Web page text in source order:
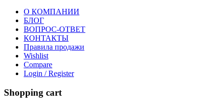
О КОМПАНИИ
БЛОГ
ВОПРОС-ОТВЕТ
КОНТАКТЫ
Правила продажи
Wishlist
Compare
Login / Register
Shopping cart